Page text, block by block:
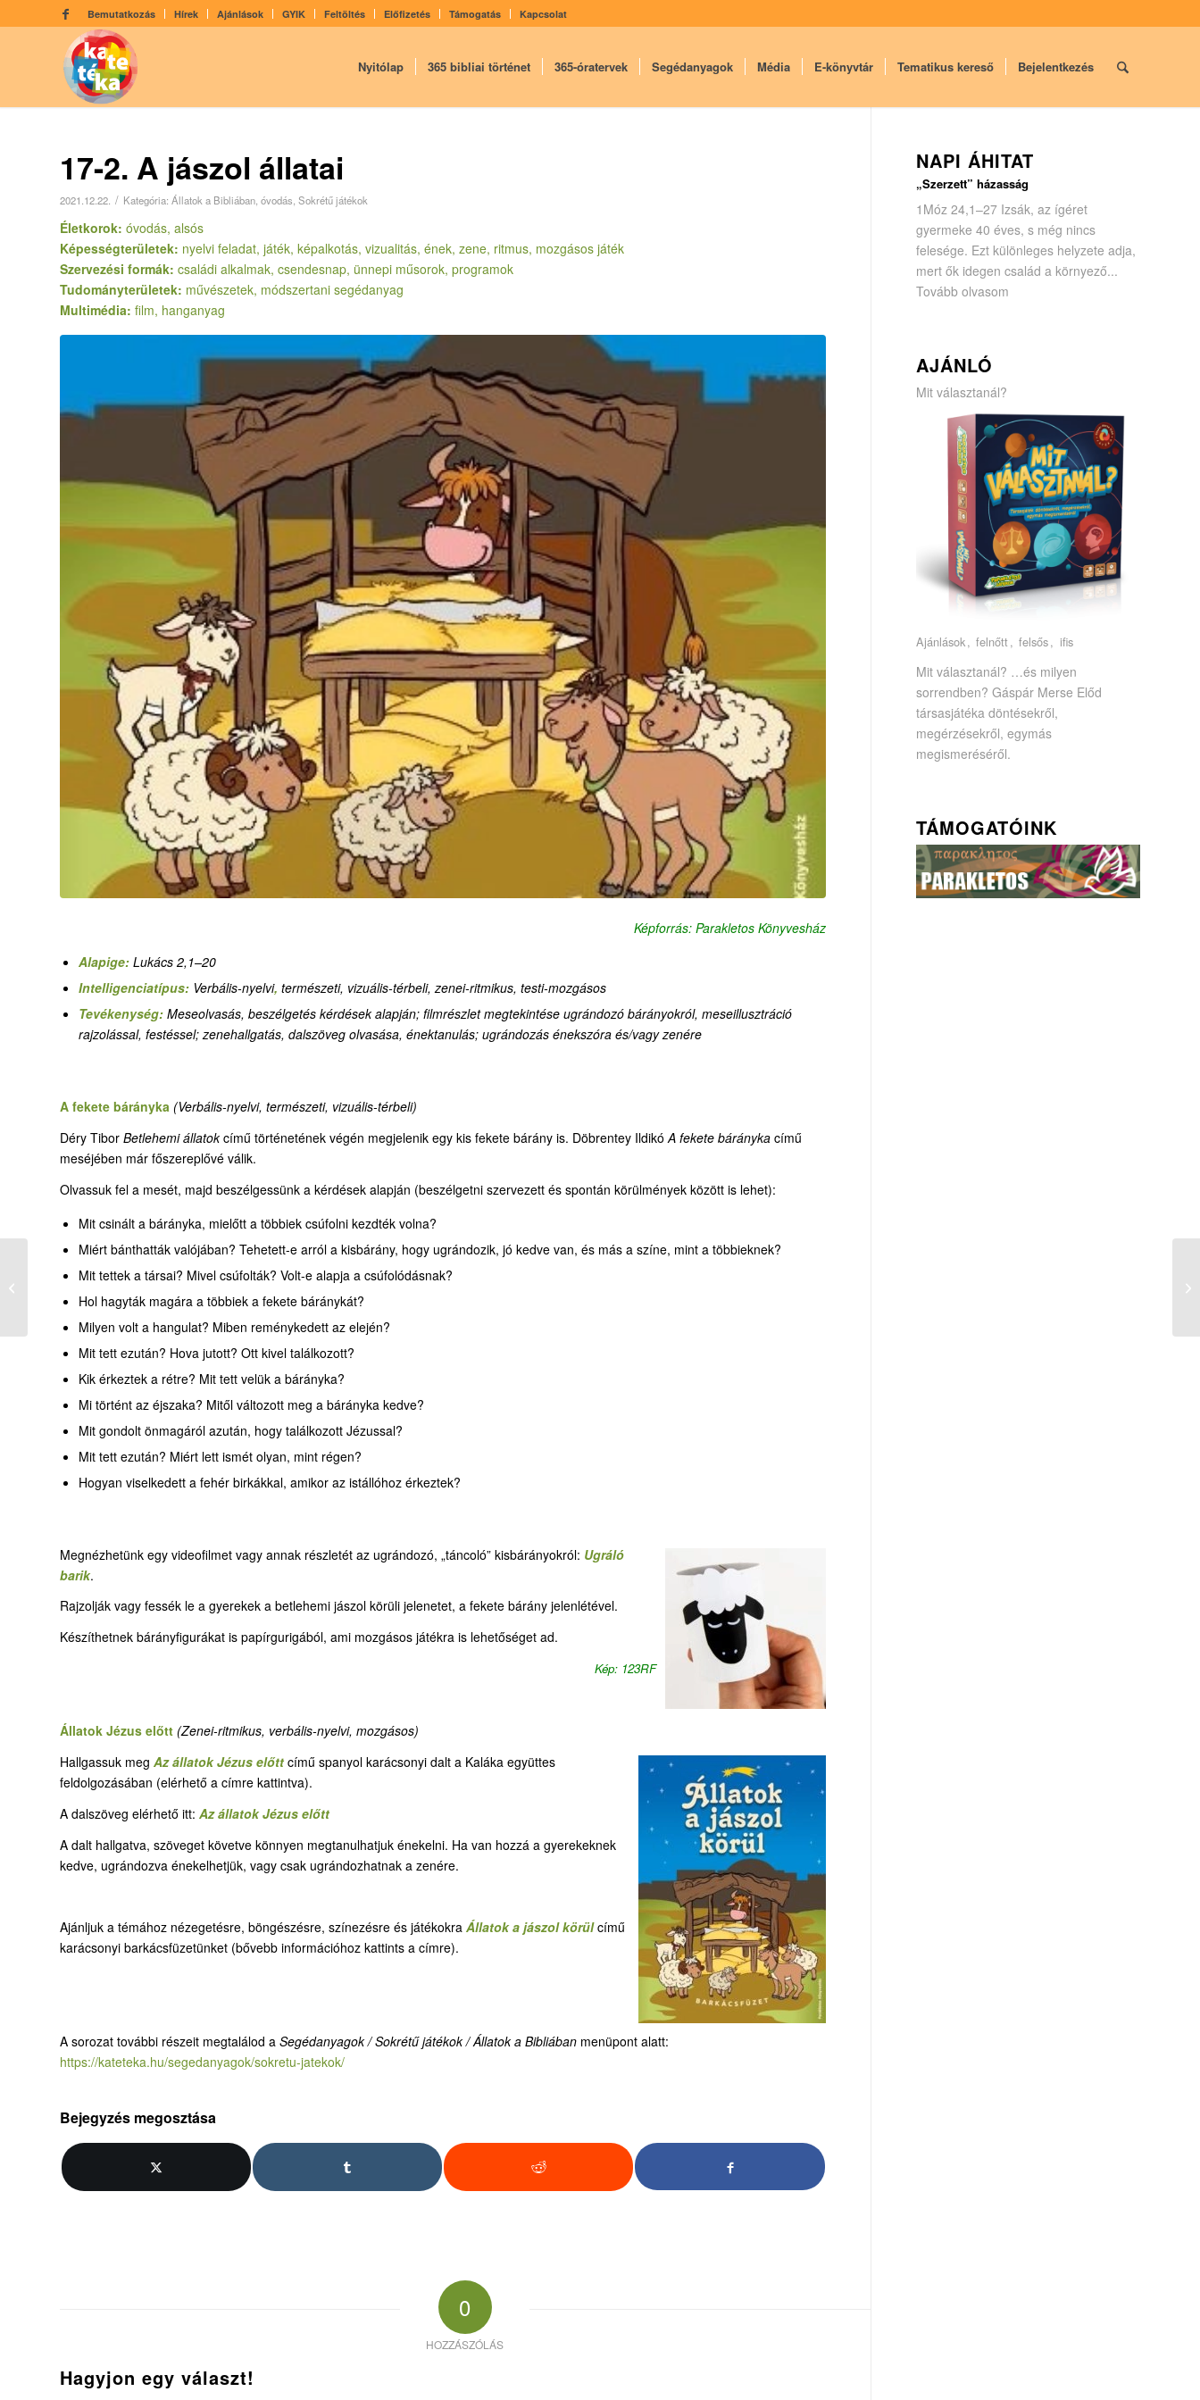
Bemutatkozás Hírek Ajánlások GYIK Feltöltés Előfizetés Támogatás Kapcsolat
Nyitólap 365 bibliai történet 365-óratervek Segédanyagok Média E-könyvtár Tematikus kereső Bejelentkezés
17-2. A jászol állatai
2021.12.22. / Kategória: Állatok a Bibliában óvodás Sokrétű játékok
Életkorok: óvodás, alsós
Képességterületek: nyelvi feladat, játék, képalkotás, vizualitás, ének, zene, ritmus, mozgásos játék
Szervezési formák: családi alkalmak, csendesnap, ünnepi műsorok, programok
Tudományterületek: művészetek, módszertani segédanyag
Multimédia: film, hanganyag
Képforrás: Parakletos Könyvesház
Alapige: Lukács 2,1–20
Intelligenciatípus: Verbális-nyelvi, természeti, vizuális-térbeli, zenei-ritmikus, testi-mozgásos
Tevékenység: Meseolvasás, beszélgetés kérdések alapján; filmrészlet megtekintése ugrándozó bárányokról, meseillusztráció
rajzolással, festéssel; zenehallgatás, dalszöveg olvasása, énektanulás; ugrándozás énekszóra és/vagy zenére
A fekete bárányka (Verbális-nyelvi, természeti, vizuális-térbeli)
Déry Tibor Betlehemi állatokcímű történetének végén megjelenik egy kis fekete bárány is. Döbrentey Ildikó A fekete bárányka című
meséjében már főszereplővé válik.
Olvassuk fel a mesét, majd beszélgessünk a kérdések alapján (beszélgetni szervezett és spontán körülmények között is lehet):
Mit csinált a bárányka, mielőtt a többiek csúfolni kezdték volna?
Miért bánthatták valójában? Tehetett-e arról a kisbárány, hogy ugrándozik, jó kedve van, és más a színe, mint a többieknek?
Mit tettek a társai? Mivel csúfolták? Volt-e alapja a csúfolódásnak?
Hol hagyták magára a többiek a fekete báránykát?
Milyen volt a hangulat? Miben reménykedett az elején?
Mit tett ezután? Hova jutott? Ott kivel találkozott?
Kik érkeztek a rétre? Mit tett velük a bárányka?
Mi történt az éjszaka? Mitől változott meg a bárányka kedve?
Mit gondolt önmagáról azután, hogy találkozott Jézussal?
Mit tett ezután? Miért lett ismét olyan, mint régen?
Hogyan viselkedett a fehér birkákkal, amikor az istállóhoz érkeztek?
Megnézhetünk egy videofilmet vagy annak részletét az ugrándozó, „táncoló” kisbárányokról: Ugráló
barik.
Rajzolják vagy fessék le a gyerekek a betlehemi jászol körüli jelenetet, a fekete bárány jelenlétével.
Készíthetnek bárányfigurákat is papírgurigából, ami mozgásos játékra is lehetőséget ad.
Kép: 123RF
Állatok Jézus előtt (Zenei-ritmikus, verbális-nyelvi, mozgásos)
Hallgassuk meg Az állatok Jézus előtt című spanyol karácsonyi dalt a Kaláka együttes
feldolgozásában (elérhető a címre kattintva).
A dalszöveg elérhető itt: Az állatok Jézus előtt
A dalt hallgatva, szöveget követve könnyen megtanulhatjuk énekelni. Ha van hozzá a gyerekeknek
kedve, ugrándozva énekelhetjük, vagy csak ugrándozhatnak a zenére.
Ajánljuk a témához nézegetésre, böngészésre, színezésre és játékokra Állatok a jászol körülcímű
karácsonyi barkácsfüzetünket (bővebb információhoz kattints a címre).
A sorozat további részeit megtalálod a Segédanyagok / Sokrétű játékok / Állatok a Bibliában menüpont alatt:
https://kateteka.hu/segedanyagok/sokretu-jatekok/
Bejegyzés megosztása
0
HOZZÁSZÓLÁS
Hagyjon egy választ!
NAPI ÁHITAT
„Szerzett” házasság
1Móz 24,1–27 Izsák, az ígéret
gyermeke 40 éves, s még nincs
felesége. Ezt különleges helyzete adja,
mert ők idegen család a környező...
Tovább olvasom
AJÁNLÓ
Mit választanál?
Ajánlások felnőtt felsős ifis
Mit választanál? …és milyen
sorrendben? Gáspár Merse Előd
társasjátéka döntésekről,
megérzésekről, egymás
megismeréséről.
TÁMOGATÓINK